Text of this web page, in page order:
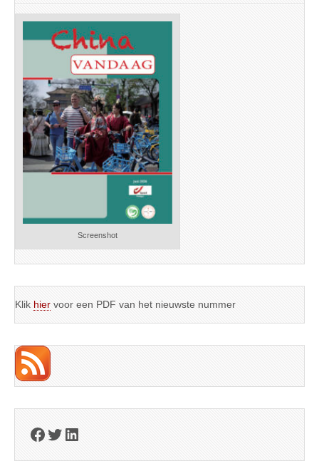
Screenshot
Klik hier voor een PDF van het nieuwste nummer
Facebook
Twitter
LinkedIn